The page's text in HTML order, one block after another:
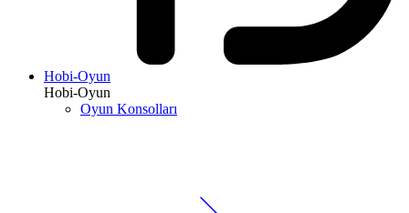
Hobi-Oyun
Hobi-Oyun
Oyun Konsolları